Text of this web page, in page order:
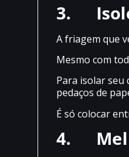
3.
A friagem que
Mesmo com
Para isolar seu
pedaços de
É só colocar
4.